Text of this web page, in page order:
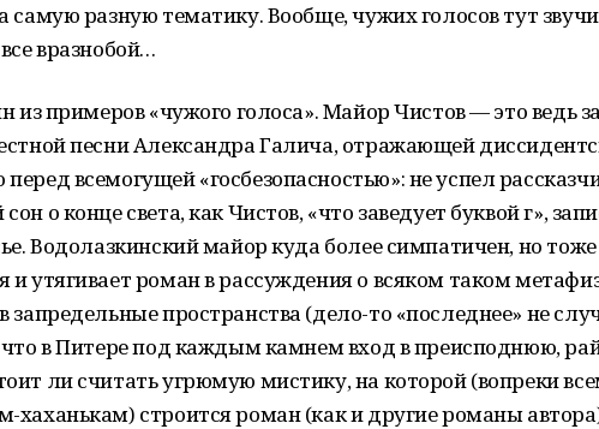
самую разную тематику. Вообще, чужих голосов тут
вразнобой…
из примеров «чужого голоса». Майор Чистов — это ведь
песни Александра Галича, отражающей
всемогущей «госбезопасностью»: не успел
о конце света, как Чистов, «что заведует буквой г»,
Водолазкинский майор куда более симпатичен, но
и утягивает роман в рассуждения о всяком таком
запредельные пространства (дело-то «последнее» не
что в Питере под каждым камнем вход в преисподнюю,
ли считать угрюмую мистику, на которой (вопреки
хаханькам) строится роман (как и другие романы